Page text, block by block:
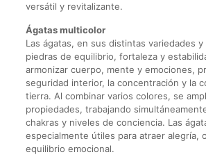
versátil y revitalizante.
Ágatas multicolor
Las ágatas, en sus distintas variedades
piedras de equilibrio, fortaleza y
armonizar cuerpo, mente y emociones,
seguridad interior, la concentración y la
tierra. Al combinar varios colores, se
propiedades, trabajando
chakras y niveles de conciencia. Las
especialmente útiles para atraer alegría,
equilibrio emocional.